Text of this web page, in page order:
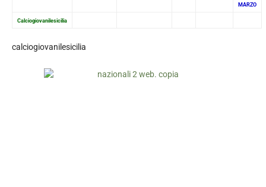
MARZO
Calciogiovanilesicilia
calciogiovanilesicilia